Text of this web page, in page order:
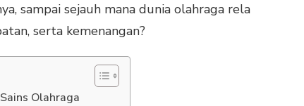
sampai sejauh mana dunia olahraga rela
serta kemenangan?
Olahraga